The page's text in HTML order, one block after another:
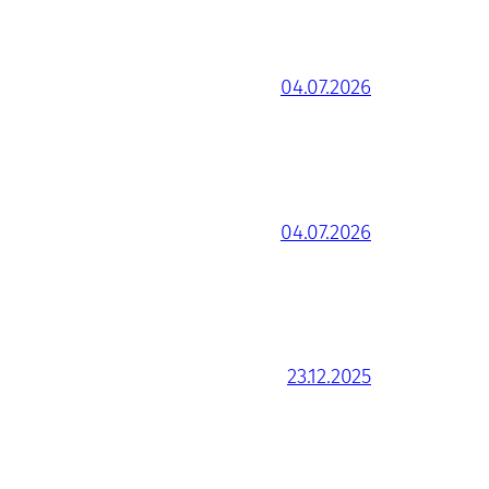
04.07.2026
04.07.2026
23.12.2025